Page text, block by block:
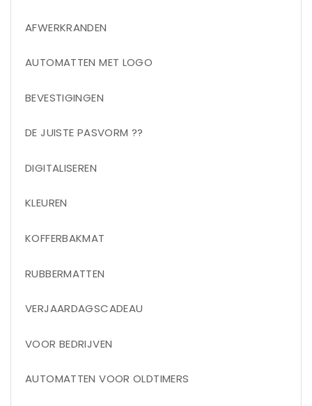
AFWERKRANDEN
AUTOMATTEN MET LOGO
BEVESTIGINGEN
DE JUISTE PASVORM ??
DIGITALISEREN
KLEUREN
KOFFERBAKMAT
RUBBERMATTEN
VERJAARDAGSCADEAU
VOOR BEDRIJVEN
AUTOMATTEN VOOR OLDTIMERS